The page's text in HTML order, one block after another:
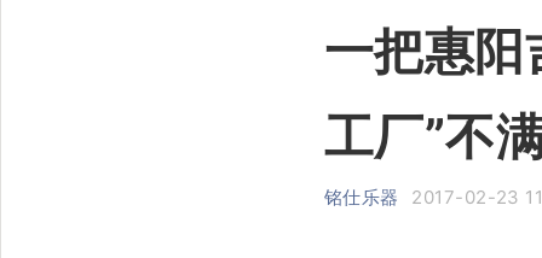
一把惠
工厂”不
铭仕乐器 2017-02-23